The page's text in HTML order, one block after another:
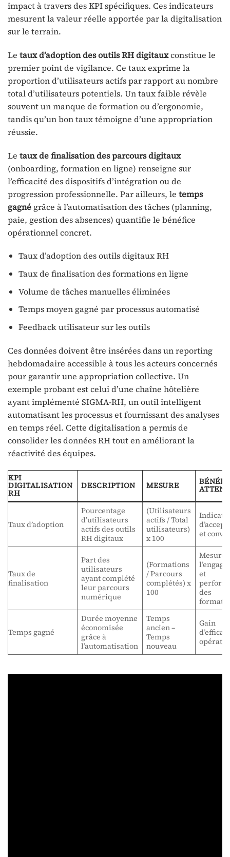
impact à travers des KPI spécifiques. Ces indicateurs
mesurent la valeur réelle apportée par la digitalisation
sur le terrain.
Le taux d’adoption des outils RH digitauxconstitue le
premier point de vigilance. Ce taux exprime la
proportion d’utilisateurs actifs par rapport au nombre
total d’utilisateurs potentiels. Un taux faible révèle
souvent un manque de formation ou d’ergonomie,
tandis qu’un bon taux témoigne d’une appropriation
réussie.
Le taux de finalisation des parcours digitaux
(onboarding, formation en ligne) renseigne sur
l’efficacité des dispositifs d’intégration ou de
progression professionnelle. Par ailleurs, le temps
gagné grâce à l’automatisation des tâches (planning,
paie, gestion des absences) quantifie le bénéfice
opérationnel concret.
Taux d’adoption des outils digitaux RH
Taux de finalisation des formations en ligne
Volume de tâches manuelles éliminées
Temps moyen gagné par processus automatisé
Feedback utilisateur sur les outils
Ces données doivent être insérées dans un reporting
hebdomadaire accessible à tous les acteurs concernés
pour garantir une appropriation collective. Un
exemple probant est celui d’une chaîne hôtelière
ayant implémenté SIGMA-RH, un outil intelligent
automatisant les processus et fournissant des analyses
en temps réel. Cette digitalisation a permis de
consolider les données RH tout en améliorant la
réactivité des équipes.
KPI
DIGITALISATION
RH
DESCRIPTION MESURE
Taux d’adoption
Pourcentage
d’utilisateurs
actifs des outils
RH digitaux
(Utilisateurs
actifs / Total
utilisateurs)
x 100
et
Taux de
finalisation
Part des
utilisateurs
ayant complété
leur parcours
numérique
(Formations
/ Parcours
complétés) x
100
Mesure
et
des
Temps gagné
Durée moyenne
économisée
grâce à
l’automatisation
Temps
ancien –
Temps
nouveau
Gain